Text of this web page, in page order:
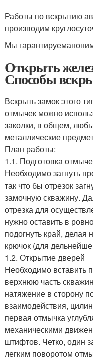
Работы по вскрытию
производим
Мы гарантируем
Открыть
Способы
Вскрыть замок этого
отмычек можно
заколки, в общем,
металлические
План работы:
1.1. Подготовка
Необходимо загнуть
так что бы отрезок
замочную скважину.
отрезка для
нужно оставить в
подогнуть край,
крючок (для
1.2. Открытие дверей
Необходимо вставить
верхнюю часть
натяжение в сторону
взаимодействия,
первая отмычка
механическими
штифтов. Четко, один
легким поворотом